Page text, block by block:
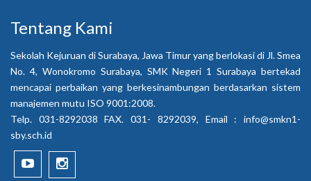
Tentang Kami
Sekolah Kejuruan di Surabaya, Jawa Timur yang berlokasi di Jl. Smea
No. 4, Wonokromo Surabaya, SMK Negeri 1 Surabaya bertekad
mencapai perbaikan yang berkesinambungan berdasarkan sistem
manajemen mutu ISO 9001:2008.
Telp. 031-8292038 FAX. 031- 8292039, Email : info@smkn1-
sby.sch.id